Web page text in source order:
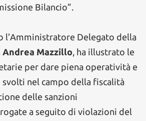
Bilancio”.
l’Amministratore Delegato della
Andrea Mazzillo, ha illustrato le
per dare piena operatività e
nel campo della fiscalità
delle sanzioni
a seguito di violazioni del